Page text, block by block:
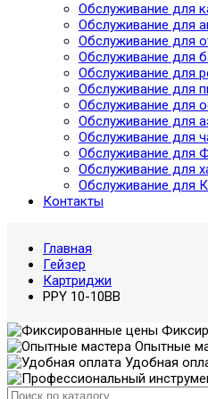
Обслуживание для
Обслуживание для
Обслуживание для
Обслуживание для
Обслуживание для
Обслуживание для
Обслуживание для
Обслуживание для
Обслуживание для
Обслуживание для
Обслуживание для
Обслуживание для
Контакты
Главная
Гейзер
Картриджи
PPY 10-10BB
Опытные
Удобная